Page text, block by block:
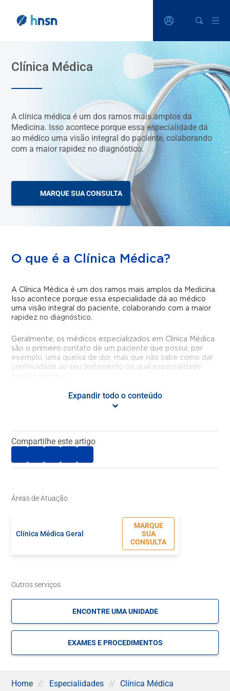
Clínica Médica
A clínica médica é um dos ramos mais amplos da
Medicina. Isso acontece porque essa especialidade dá
ao médico uma visão integral do paciente, colaborando
com a maior rapidez no diagnóstico.
MARQUE SUA CONSULTA
O que é a Clínica Médica?
A Clínica Médica é um dos ramos mais amplos da Medicina.
Isso acontece porque essa especialidade dá ao médico
uma visão integral do paciente, colaborando com a maior
rapidez no diagnóstico.
Geralmente, os médicos especializados em Clínica Médica
são o primeiro contato de um paciente que possui, por
exemplo, uma queixa de dor, mas que não sabe como dar
continuidade ao seu tratamento ou qual especialidade
Quando devo procurar um
A atuação na prevenção de doenças e condições médicas
médico especializado em Clínica Médica pode ajudar
enxaqueca e dores de cabeça;
diabetes;
resfriados, gripes e pneumonia.
Quando um paciente não possui queixas de dor, mas quer
realizar uma avaliação completa de seu estado de saúde, o
série de exames para ter um check-up completo e
Expandir todo o conteúdo
Compartilhe este artigo
Áreas de Atuação
Clínica Médica Geral
MARQUE
SUA
CONSULTA
Outros serviços
ENCONTRE UMA UNIDADE
EXAMES E PROCEDIMENTOS
Home // Especialidades // Clínica Médica